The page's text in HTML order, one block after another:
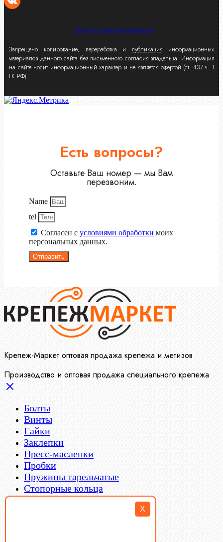
X
Политика конфиденциальности
Запрещено копирование, переработка и публикация информационных
материалов данного сайта без письменного согласия владельца. Информация
на сайте носит информационный характер и не является офертой (ст. 437 ч. 1
ГК РФ).
Есть вопросы?
Оставьте Ваш номер — мы Вам
перезвоним.
Name
tel
Согласен с условиями обработки моих
персональных данных.
Отправить
Крепеж-Маркет оптовая продажа крепежа и метизов
Производство и оптовая продажа специального крепежа
Болты
Винты
Гайки
Заклепки
Пресс-масленки
Пробки
Пружины тарельчатые
Стопорные кольца
Такелаж